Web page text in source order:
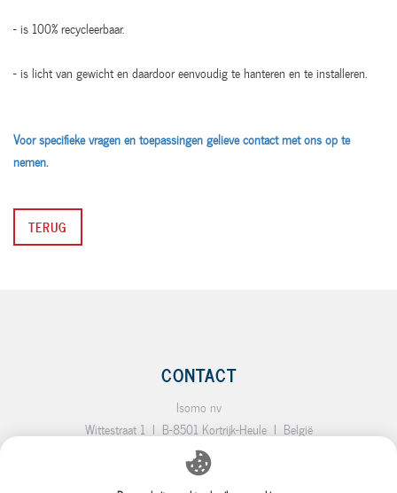
- is 100% recycleerbaar.
- is licht van gewicht en daardoor eenvoudig te hanteren en te installeren.
Voor specifieke vragen en toepassingen gelieve contact met ons op te
nemen.
TERUG
CONTACT
Isomo nv
Wittestraat 1I B-8501 Kortrijk-HeuleI België
+32 (0)56 35 92 10